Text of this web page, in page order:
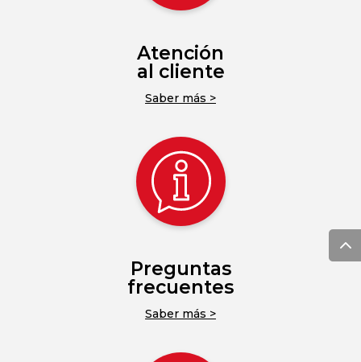
Atención
al cliente
Saber más >
Preguntas
frecuentes
Saber más >